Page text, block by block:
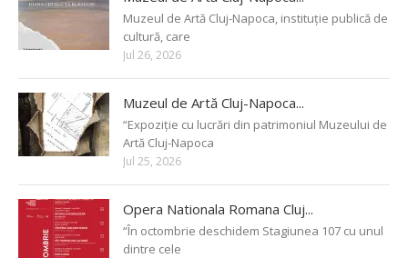
Muzeul de Artă Cluj-Napoca, instituție publică de
cultură, care
Jul 26, 2026
Muzeul de Artă Cluj-Napoca...
“Expoziție cu lucrări din patrimoniul Muzeului de
Artă Cluj-Napoca
Jul 25, 2026
Opera Nationala Romana Cluj...
“În octombrie deschidem Stagiunea 107 cu unul
dintre cele